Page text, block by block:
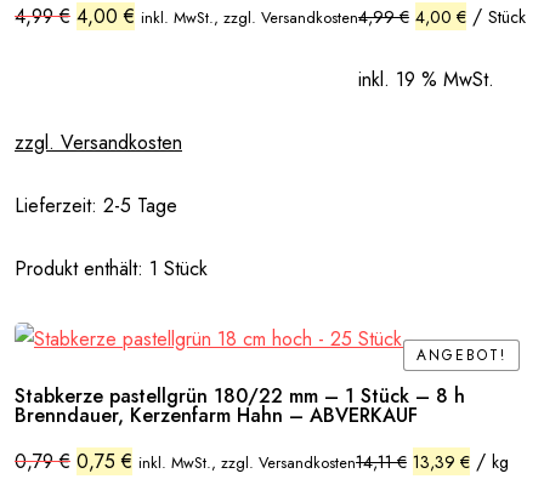
4,99€ Ursprünglicher
Preis
4,00€ Aktueller
Preis
inkl. MwSt., zzgl. Versandkosten4,99€ 4,00 € / Stück
inkl. 19 % MwSt.
zzgl. Versandkosten
Lieferzeit: 2-5 Tage
Produkt enthält: 1 Stück
ANGEBOT!
ANGEBOT!
Stabkerze pastellgrün 180/22 mm – 1 Stück – 8 h
Brenndauer, Kerzenfarm Hahn – ABVERKAUF
0,79€ Ursprünglicher
0,75€ Aktueller
inkl. MwSt., zzgl. Versandkosten14,11€ 13,39 € / kg